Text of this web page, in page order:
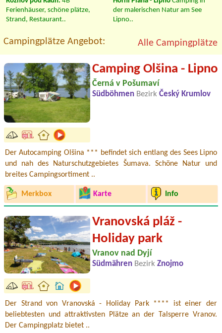
Ferienhäuser, schöne plätze,
Strand, Restaurant..
der malerischen Natur am See
Lipno..
Campingplätze Angebot: Alle Campingplätze
Camping Olšina - Lipno
Černá v Pošumaví
Südböhmen Bezirk Český Krumlov
Der Autocamping Olšina *** befindet sich entlang des Sees Lipno
und nah des Naturschutzgebietes Šumava. Schöne Natur und
breites Campingsortiment ..
Merkbox Karte Info
Vranovská pláž -
Holiday park
Vranov nad Dyjí
Südmähren Bezirk Znojmo
Der Strand von Vranovská - Holiday Park **** ist einer der
beliebtesten und attraktivsten Plätze an der Talsperre Vranov.
Der Campingplatz bietet ..